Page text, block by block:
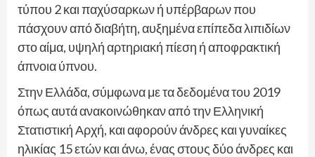
τύπου 2 και παχύσαρκων ή υπέρβαρων που
πάσχουν από διαβήτη, αυξημένα επίπεδα λιπιδίων
στο αίμα, υψηλή αρτηριακή πίεση ή αποφρακτική
άπνοια ύπνου.
Στην Ελλάδα, σύμφωνα με τα δεδομένα του 2019
όπως αυτά ανακοινώθηκαν από την Ελληνική
Στατιστική Αρχή, και αφορούν άνδρες και γυναίκες
ηλικίας 15 ετών και άνω, ένας στους δύο άνδρες και